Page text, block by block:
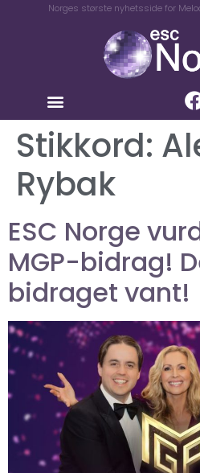
Norges største nyhetsside for
Stikkord:
Rybak
ESC Norge
MGP-bidrag!
bidraget vant!